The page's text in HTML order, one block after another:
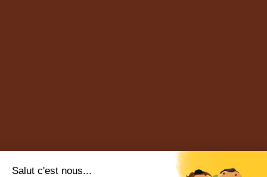
Salut c'est nous...